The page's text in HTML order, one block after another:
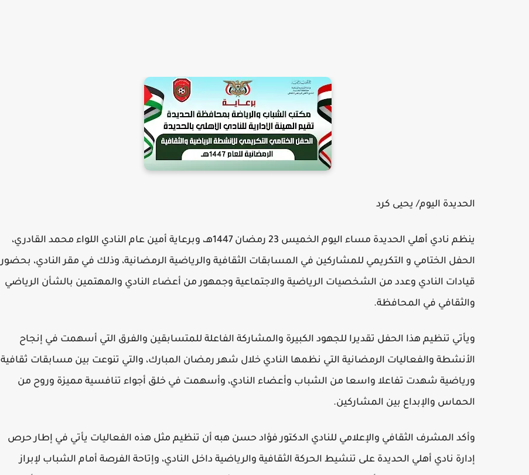
الحديدة اليوم/ يحيى كرد
ينظم نادي أهلي الحديدة مساء اليوم الخميس 23 رمضان 1447هـ، وبرعاية أمين عام النادي اللواء محمد القادري،
الحفل الختامي و التكريمي للمشاركين في المسابقات الثقافية والرياضية الرمضانية، وذلك في مقر النادي، بحضور
قيادات النادي وعدد من الشخصيات الرياضية والاجتماعية وجمهور من أعضاء النادي والمهتمين بالشأن الرياضي
والثقافي في المحافظة.
ويأتي تنظيم هذا الحفل تقديرا للجهود الكبيرة والمشاركة الفاعلة للمتسابقين والفرق التي أسهمت في إنجاح
الأنشطة والفعاليات الرمضانية التي نظمها النادي خلال شهر رمضان المبارك، والتي تنوعت بين مسابقات ثقافية
ورياضية شهدت تفاعلا واسعا من الشباب وأعضاء النادي، وأسهمت في خلق أجواء تنافسية مميزة وروح من
الحماس والإبداع بين المشاركين.
وأكد المشرف الثقافي والإعلامي للنادي الدكتور فؤاد حسن هبه أن تنظيم مثل هذه الفعاليات يأتي في إطار حرص
إدارة نادي أهلي الحديدة على تنشيط الحركة الثقافية والرياضية داخل النادي، وإتاحة الفرصة أمام الشباب لإبراز